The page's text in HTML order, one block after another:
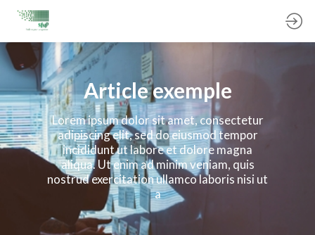
Article exemple
Lorem ipsum dolor sit amet, consectetur
adipiscing elit, sed do eiusmod tempor
incididunt ut labore et dolore magna
aliqua. Ut enim ad minim veniam, quis
nostrud exercitation ullamco laboris nisi ut
a